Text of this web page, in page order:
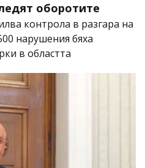
оборотите
контрола в разгара на
нарушения бяха
в областта